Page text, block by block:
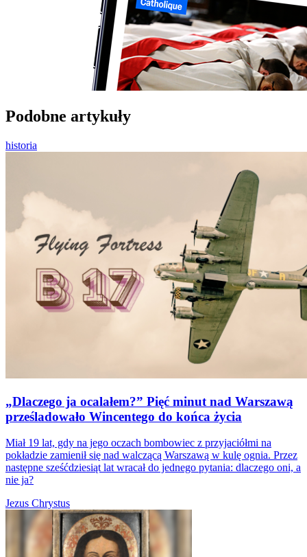
Podobne artykuły
historia
„Dlaczego ja ocalałem?” Pięć minut nad Warszawą
prześladowało Wincentego do końca życia
Miał 19 lat, gdy na jego oczach bombowiec z przyjaciółmi na
pokładzie zamienił się nad walczącą Warszawą w kulę ognia. Przez
następne sześćdziesiąt lat wracał do jednego pytania: dlaczego oni, a
nie ja?
Jezus Chrystus